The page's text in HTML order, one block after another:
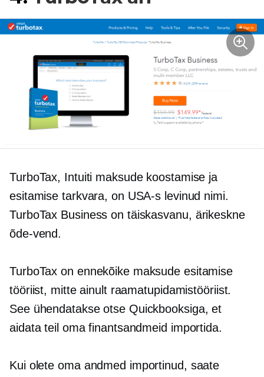
TurboTax, Intuiti maksude koostamise ja
esitamise tarkvara, on USA-s levinud nimi.
TurboTax Business on täiskasvanu, ärikeskne
õde-vend.
TurboTax on ennekõike maksude esitamise
tööriist, mitte ainult raamatupidamistööriist.
See ühendatakse otse Quickbooksiga, et
aidata teil oma finantsandmeid importida.
Kui olete oma andmed importinud, saate